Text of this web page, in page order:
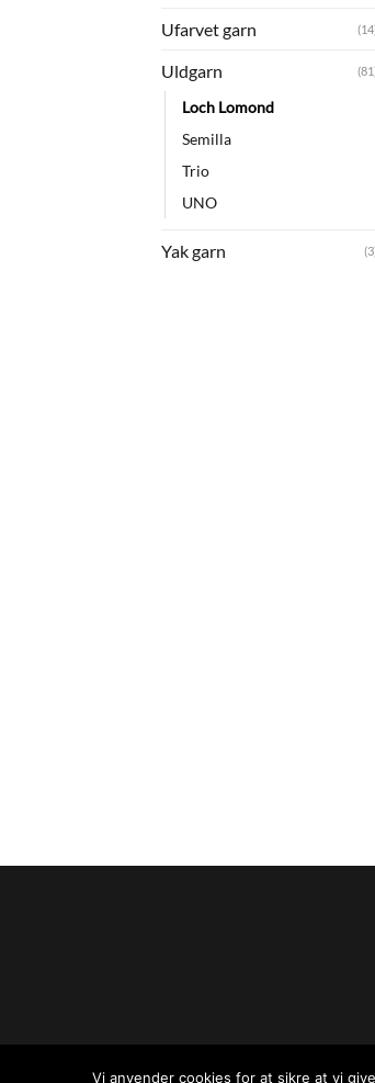
Ufarvet garn
Uldgarn
Loch Lomond
Semilla
Trio
UNO
Yak garn
Vi anvender cookies for at sikre at vi